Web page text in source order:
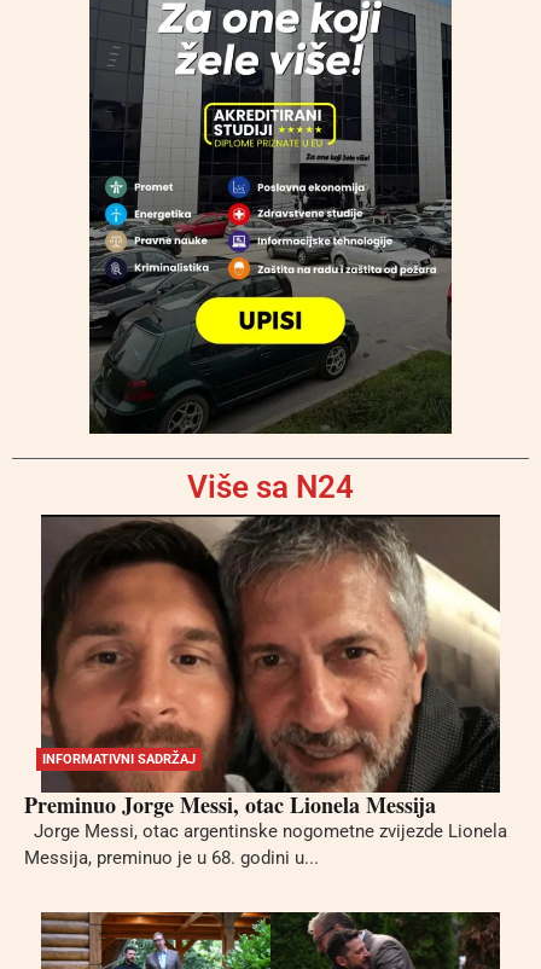
Više sa N24
INFORMATIVNI SADRŽAJ
Preminuo Jorge Messi, otac Lionela Messija
Jorge Messi, otac argentinske nogometne zvijezde Lionela
Messija, preminuo je u 68. godini u...